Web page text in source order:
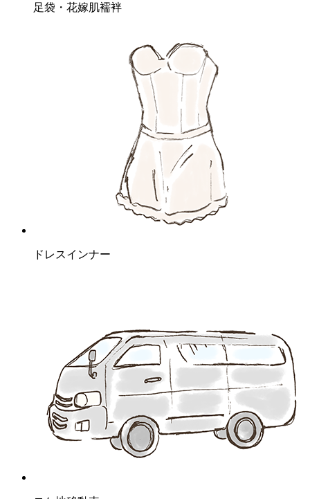
足袋・花嫁肌襦袢
ドレスインナー